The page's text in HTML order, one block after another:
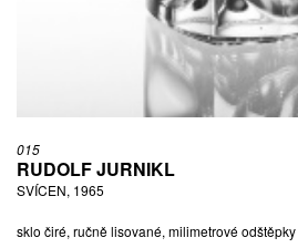
015
RUDOLF JURNIKL
SVÍCEN, 1965
sklo čiré, ručně lisované, milimetrové